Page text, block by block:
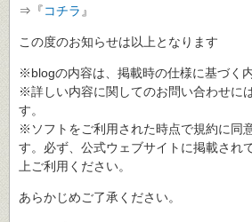
⇒『コチラ 』
この度のお知らせは以上となります
※blogの内容は、掲載時の仕様に基づく
※詳しい内容に関してのお問い合わせに
す。
※ソフトをご利用された時点で規約に同
す。必ず、公式ウェブサイトに掲載され
上ご利用ください。
あらかじめご了承ください。